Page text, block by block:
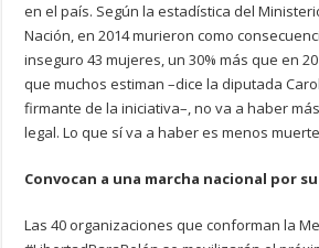
en el país. Según la estadística del
Nación, en 2014 murieron como
inseguro 43 mujeres, un 30% más que en
que muchos estiman –dice la diputada
firmante de la iniciativa–, no va a haber
legal. Lo que sí va a haber es menos
Convocan a una marcha nacional por
Las 40 organizaciones que conforman la